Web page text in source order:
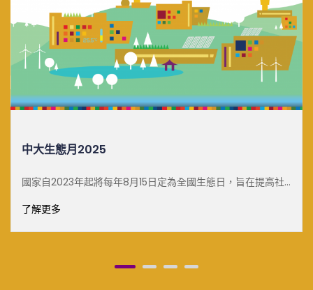
中大生態月2025
國家自2023年起將每年8月15日定為全國生態日，旨在提高社
[&he...
了解更多